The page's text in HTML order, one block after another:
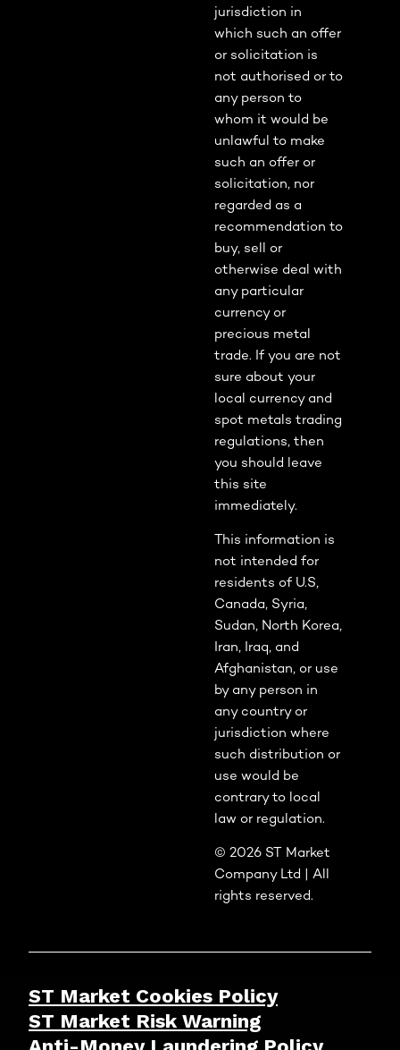
jurisdiction in
which such an offer
or solicitation is
not authorised or to
any person to
whom it would be
unlawful to make
such an offer or
solicitation, nor
regarded as a
recommendation to
buy, sell or
otherwise deal with
any particular
currency or
precious metal
trade. If you are not
sure about your
local currency and
spot metals trading
regulations, then
you should leave
this site
immediately.
This information is
not intended for
residents of U.S,
Canada, Syria,
Sudan, North Korea,
Iran, Iraq, and
Afghanistan, or use
by any person in
any country or
jurisdiction where
such distribution or
use would be
contrary to local
law or regulation.
© 2026 ST Market
Company Ltd | All
rights reserved.
ST Market Cookies Policy
ST Market Risk Warning